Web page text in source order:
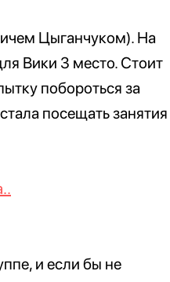
Цыганчуком). На
Вики 3 место. Стоит
побороться за
посещать занятия
и если бы не